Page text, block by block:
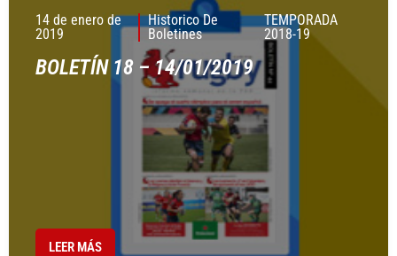
14 de enero de
2019
Historico De
Boletines
TEMPORADA
2018-19
BOLETÍN 18 – 14/01/2019
LEER MÁS